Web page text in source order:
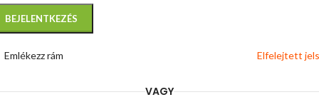
BEJELENTKEZÉS
Elfelejtett
Emlékezz rám
VAGY